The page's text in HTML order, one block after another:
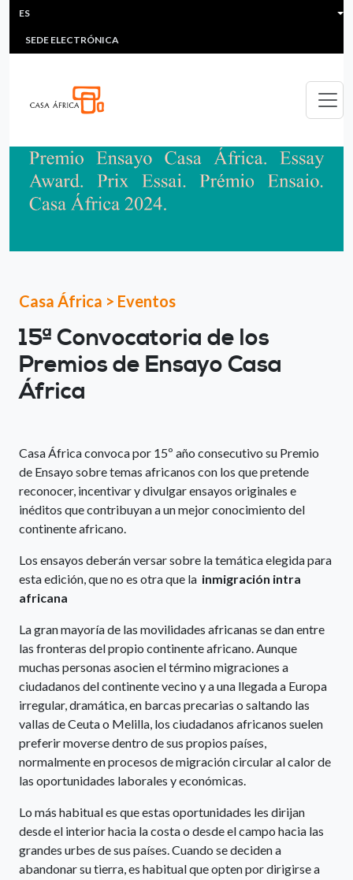
Pasar al contenido principal
HEADER MENU
MULTIMEDIA
SEDE ELECTRÓNICA
ES
Casa África > Eventos
15ª Convocatoria de los
Premios de Ensayo Casa
África
Casa África convoca por 15º año consecutivo su Premio
de Ensayo sobre temas africanos con los que pretende
reconocer, incentivar y divulgar ensayos originales e
inéditos que contribuyan a un mejor conocimiento del
continente africano.
Los ensayos deberán versar sobre la temática elegida para
esta edición, que no es otra que la inmigración intra
africana
La gran mayoría de las movilidades africanas se dan entre
las fronteras del propio continente africano. Aunque
muchas personas asocien el término migraciones a
ciudadanos del continente vecino y a una llegada a Europa
irregular, dramática, en barcas precarias o saltando las
vallas de Ceuta o Melilla, los ciudadanos africanos suelen
preferir moverse dentro de sus propios países,
normalmente en procesos de migración circular al calor de
las oportunidades laborales y económicas.
Lo más habitual es que estas oportunidades les dirijan
desde el interior hacia la costa o desde el campo hacia las
grandes urbes de sus países. Cuando se deciden a
abandonar su tierra, es habitual que opten por dirigirse a